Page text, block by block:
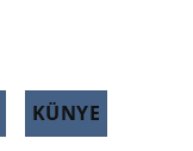
KÜNYE